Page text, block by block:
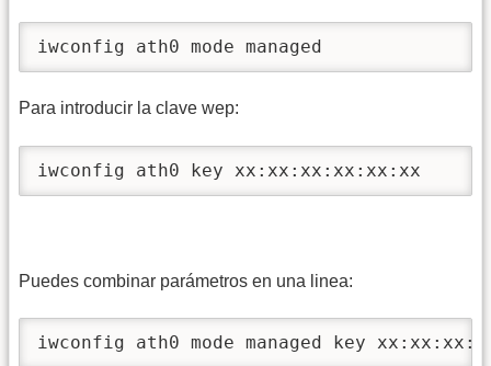
iwconfig ath0 mode managed
Para introducir la clave wep:
iwconfig ath0 key xx:xx:xx:xx:xx:xx
Puedes combinar parámetros en una linea:
iwconfig ath0 mode managed key